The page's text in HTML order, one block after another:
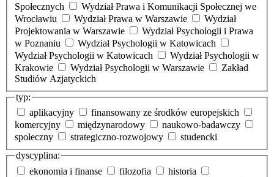
Społecznych
Wydział Prawa i Komunikacji Społecznej we
Wrocławiu
Wydział Prawa w Warszawie
Wydział
Projektowania w Warszawie
Wydział Psychologii i Prawa
w Poznaniu
Wydział Psychologii w Katowicach
Wydział Psychologii w Katowicach
Wydział Psychologii w
Krakowie
Wydział Psychologii w Warszawie
Zakład
Studiów Azjatyckich
typ:
aplikacyjny
finansowany ze środków europejskich
komercyjny
międzynarodowy
naukowo-badawczy
społeczny
strategiczno-rozwojowy
studencki
dyscyplina:
ekonomia i finanse
filozofia
historia